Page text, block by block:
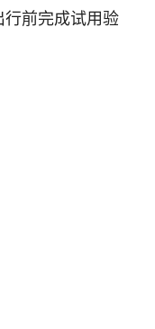
行前完成试用验